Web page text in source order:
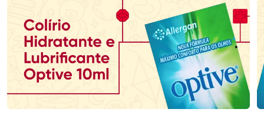
Laboratório
Por Menos